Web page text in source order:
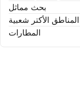
بحث مماثل
المناطق الأكتر شعبية
المطارات